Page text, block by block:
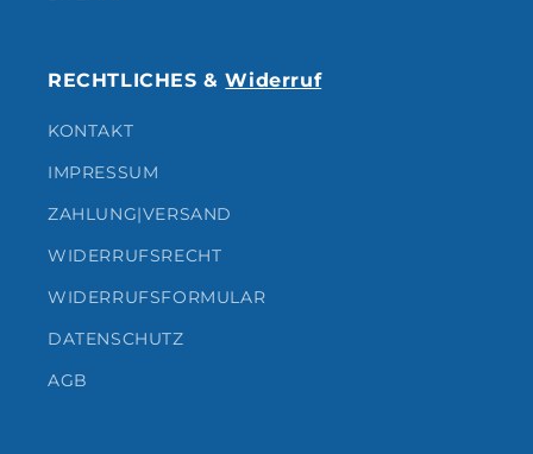
RECHTLICHES &Widerruf
KONTAKT
IMPRESSUM
ZAHLUNG|VERSAND
WIDERRUFSRECHT
WIDERRUFSFORMULAR
DATENSCHUTZ
AGB